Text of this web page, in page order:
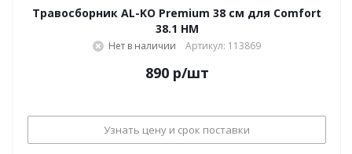
Травосборник AL-KO Premium 38 см для Comfort
38.1 HM
Нет в наличии Артикул: 113869
890р/шт
Узнать цену и срок поставки